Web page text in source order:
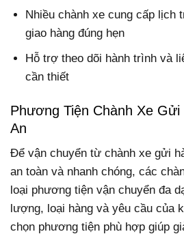
Nhiều chành xe cung cấp lịch
giao hàng đúng hẹn
Hỗ trợ theo dõi hành trình và
cần thiết
Phương Tiện Chành Xe Gửi
An
Để vận chuyển từ chành xe gửi
an toàn và nhanh chóng, các
loại phương tiện vận chuyển đa
lượng, loại hàng và yêu cầu của
chọn phương tiện phù hợp giúp